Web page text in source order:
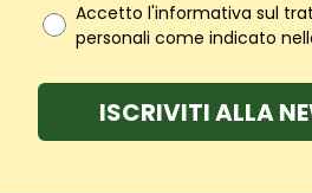
Accetto l'informativa sul
personali come indicato
ISCRIVITI ALLA